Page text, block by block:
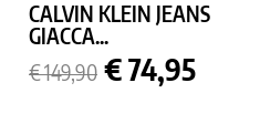
CALVIN KLEIN JEANS
GIACCA...
Prezzo
base
€ 149,90 Prezzo
€ 74,95